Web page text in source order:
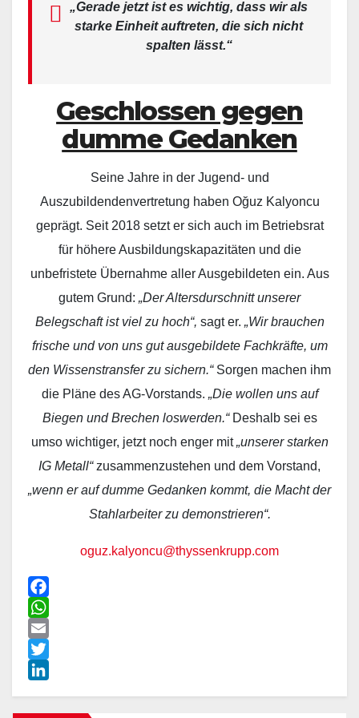
„Gerade jetzt ist es wichtig, dass wir als
starke Einheit auftreten, die sich nicht
spalten lässt.“
Geschlossen gegen
dumme Gedanken
Seine Jahre in der Jugend- und
Auszubildendenvertretung haben Oğuz Kalyoncu
geprägt. Seit 2018 setzt er sich auch im Betriebsrat
für höhere Ausbildungskapazitäten und die
unbefristete Übernahme aller Ausgebildeten ein. Aus
gutem Grund: „Der Altersdurschnitt unserer
Belegschaft ist viel zu hoch“, sagt er. „Wir brauchen
frische und von uns gut ausgebildete Fachkräfte, um
den Wissenstransfer zu sichern.“ Sorgen machen ihm
die Pläne des AG-Vorstands. „Die wollen uns auf
Biegen und Brechen loswerden.“ Deshalb sei es
umso wichtiger, jetzt noch enger mit„unserer starken
IG Metall“zusammenzustehen und dem Vorstand,
„wenn er auf dumme Gedanken kommt, die Macht der
Stahlarbeiter zu demonstrieren“.
oguz.kalyoncu@thyssenkrupp.com
F
a
c
e
o
W
h
a
s
E
m
i
T
ii